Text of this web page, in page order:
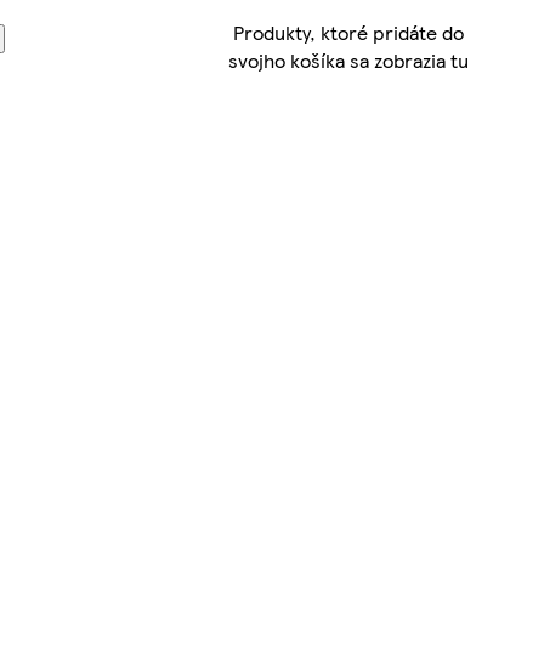
Produkty, ktoré pridáte do
svojho košíka sa zobrazia tu